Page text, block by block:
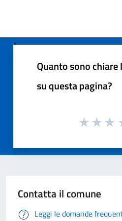
Quanto sono
su questa pagina?
Contatta il comune
Leggi le domande